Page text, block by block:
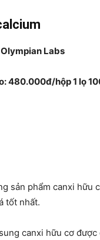
Labs
480.000đ/hộp 1 lọ
sản phẩm canxi hữu
tốt nhất.
canxi hữu cơ